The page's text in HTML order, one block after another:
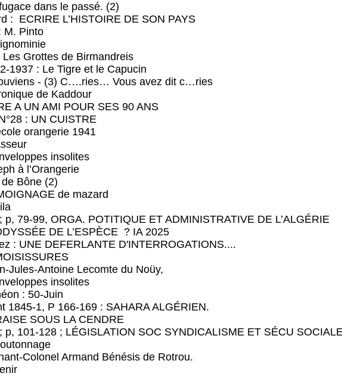
dans le passé. (2)
L’HISTOIRE DE SON PAYS
Pinto
Grottes de Birmandreis
: Le Tigre et le Capucin
- (3) C….ries… Vous avez dit c…ries
de Kaddour
UN AMI POUR SES 90 ANS
: UN CUISTRE
orangerie 1941
insolites
à l’Orangerie
Bône (2)
de mazard
99, ORGA. POTITIQUE ET ADMINISTRATIVE DE L’ALGÉRIE
DE L’ESPÈCE ? IA 2025
UNE DEFERLANTE D'INTERROGATIONS....
Antoine Lecomte du Noüy,
insolites
: 50-Juin
1, P 166-169 : SAHARA ALGÉRIEN.
SOUS LA CENDRE
128 ; LÉGISLATION SOC SYNDICALISME ET SÉCU
Colonel Armand Bénésis de Rotrou.